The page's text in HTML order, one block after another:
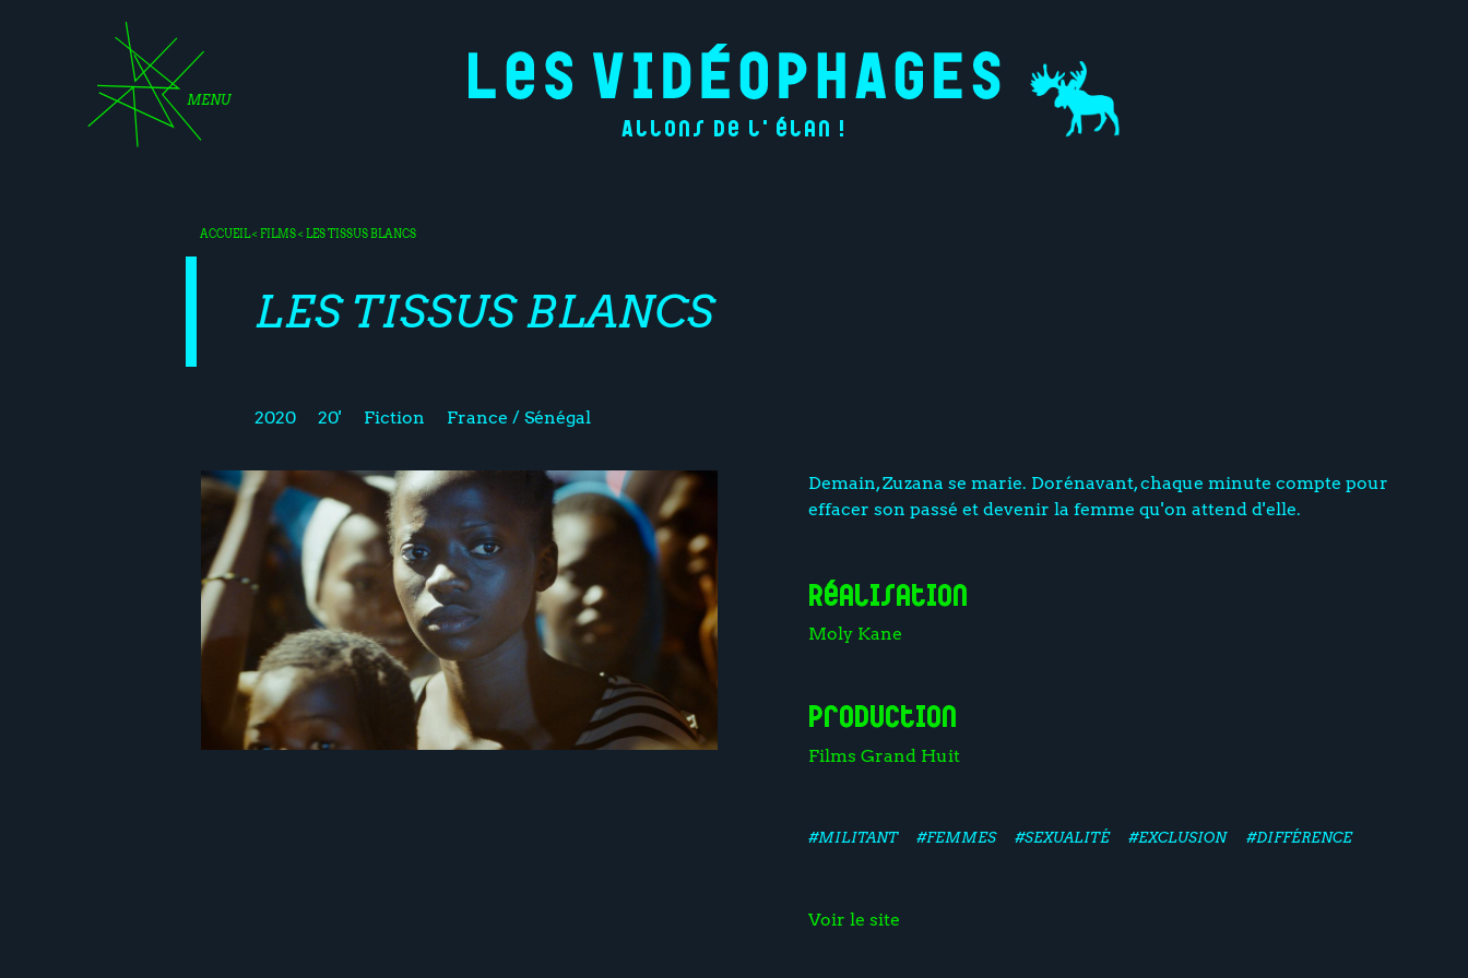
MENU
Allons de l'élan !
ACCUEIL<FILMS< LES TISSUS BLANCS
LES TISSUS BLANCS
2020 20' Fiction France / Sénégal
Demain, Zuzana se marie. Dorénavant, chaque minute compte pour
effacer son passé et devenir la femme qu'on attend d'elle.
Réalisation
Moly Kane
Production
Films Grand Huit
#MILITANT #FEMMES #SEXUALITÉ #EXCLUSION #DIFFÉRENCE
Voir le site